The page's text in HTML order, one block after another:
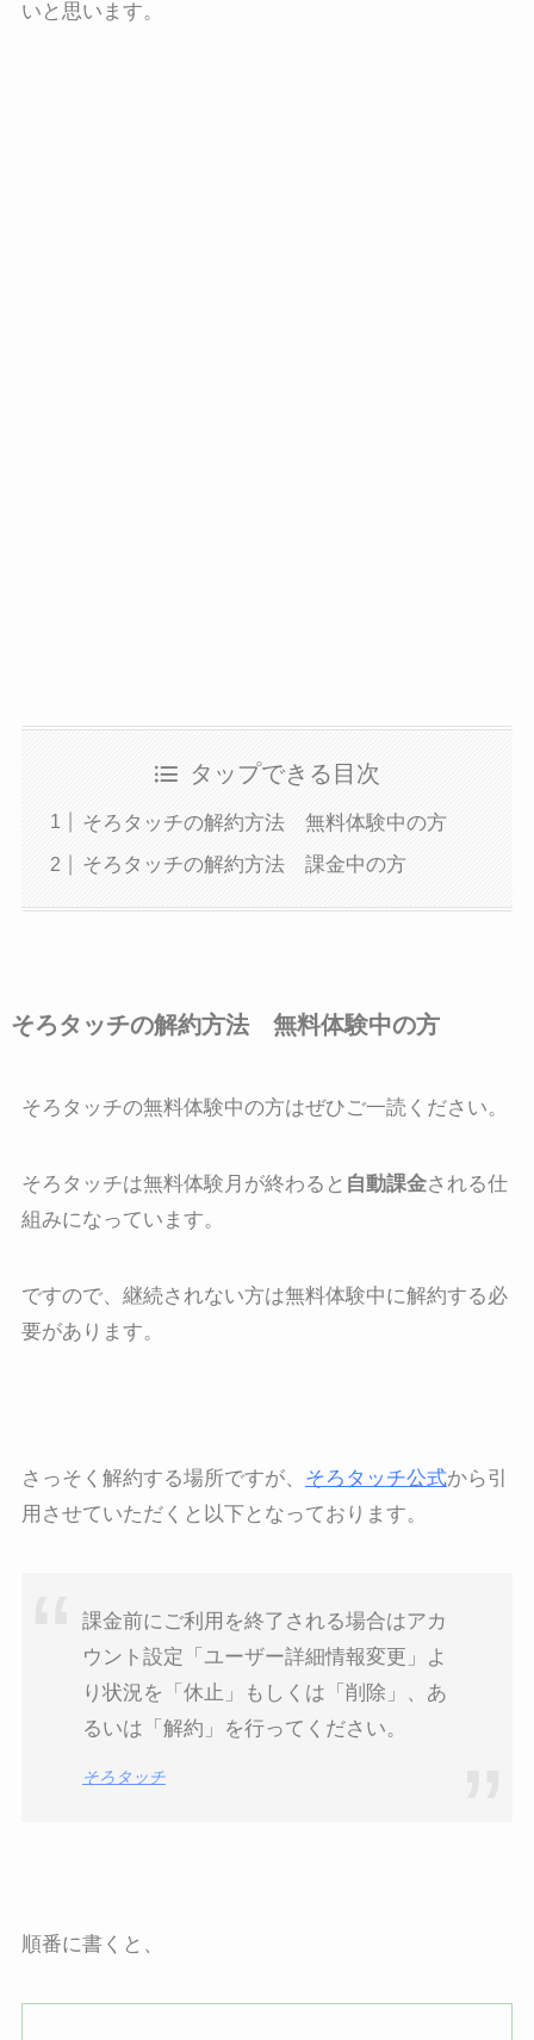
いと思います。
タップできる目次
そろタッチの解約方法 無料体験中の方
そろタッチの解約方法 課金中の方
そろタッチの解約方法 無料体験中の方
そろタッチの無料体験中の方はぜひご一読ください。
そろタッチは無料体験月が終わると 自動課金される仕
組みになっています。
ですので、継続されない方は無料体験中に解約する必
要があります。
さっそく解約する場所ですが、 そろタッチ公式から引
用させていただくと以下となっております。
課金前にご利用を終了される場合はアカ
ウント設定「ユーザー詳細情報変更」よ
り状況を「休止」もしくは「削除」、あ
るいは「解約」を行ってください。
そろタッチ
順番に書くと、